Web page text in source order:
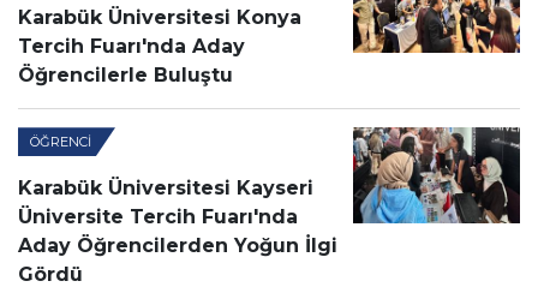
Karabük Üniversitesi Konya
Tercih Fuarı'nda Aday
Öğrencilerle Buluştu
ÖĞRENCI
Karabük Üniversitesi Kayseri
Üniversite Tercih Fuarı'nda
Aday Öğrencilerden Yoğun İlgi
Gördü